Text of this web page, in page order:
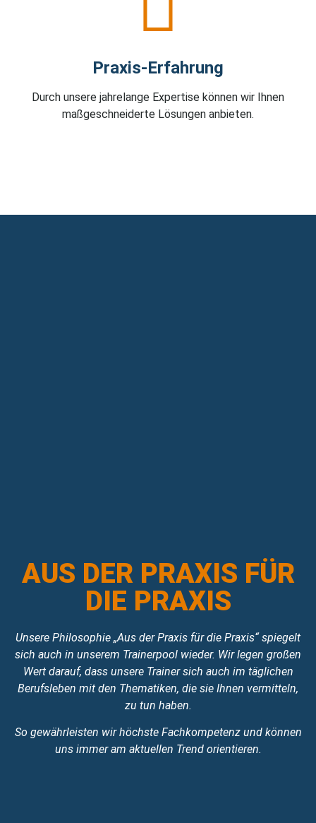
Praxis-Erfahrung
Durch unsere jahrelange Expertise können wir Ihnen
maßgeschneiderte Lösungen anbieten.
AUS DER PRAXIS FÜR
DIE PRAXIS
Unsere Philosophie „Aus der Praxis für die Praxis“ spiegelt
sich auch in unserem Trainerpool wieder. Wir legen großen
Wert darauf, dass unsere Trainer sich auch im täglichen
Berufsleben mit den Thematiken, die sie Ihnen vermitteln,
zu tun haben.
So gewährleisten wir höchste Fachkompetenz und können
uns immer am aktuellen Trend orientieren.